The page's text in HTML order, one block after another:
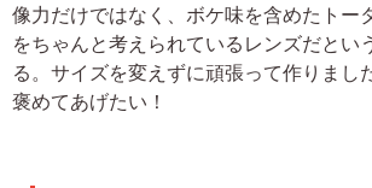
像力だけではなく、ボケ味を含めたトー
をちゃんと考えられているレンズだとい
る。サイズを変えずに頑張って作りまし
褒めてあげたい！